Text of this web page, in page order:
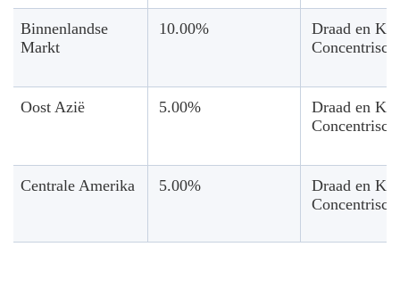
Binnenlandse
Markt
10.00%
Draad en
Oost Azië 5.00%
Draad en
Centrale Amerika 5.00%
Draad en